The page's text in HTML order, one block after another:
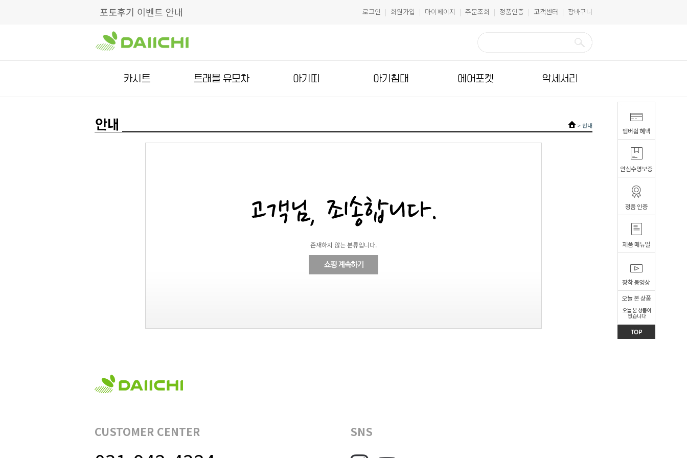
포토후기 이벤트 안내 로그인 | 회원가입 | 마이페이지 | 주문조회 | 정품인증 | 고객센터 | 장바구니
카시트 트래블 유모차 아기띠 아기침대 에어포켓 악세서리
> 안내
존재하지 않는 분류입니다.
CUSTOMER CENTER SNS